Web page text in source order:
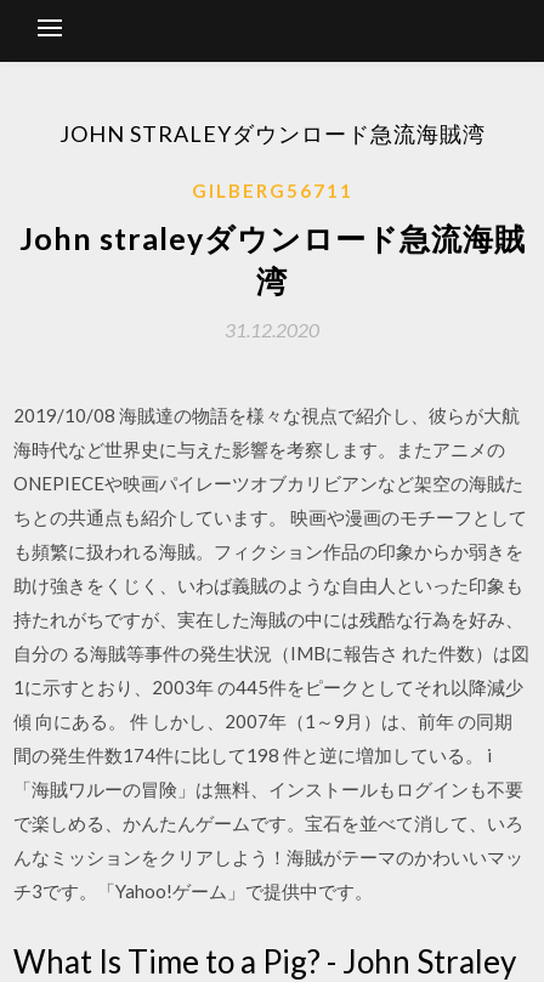
JOHN STRALEYダウンロード急流海賊湾
GILBERG56711
John straleyダウンロード急流海賊
湾
31.12.2020
2019/10/08 海賊達の物語を様々な視点で紹介し、彼らが大航
海時代など世界史に与えた影響を考察します。またアニメの
ONEPIECEや映画パイレーツオブカリビアンなど架空の海賊た
ちとの共通点も紹介しています。 映画や漫画のモチーフとして
も頻繁に扱われる海賊。フィクション作品の印象からか弱きを
助け強きをくじく、いわば義賊のような自由人といった印象も
持たれがちですが、実在した海賊の中には残酷な行為を好み、
自分の る海賊等事件の発生状況（IMBに報告さ れた件数）は図
1に示すとおり、2003年 の445件をピークとしてそれ以降減少
傾 向にある。 件 しかし、2007年（1～9月）は、前年 の同期
間の発生件数174件に比して198 件と逆に増加している。 i
「海賊ワルーの冒険」は無料、インストールもログインも不要
で楽しめる、かんたんゲームです。宝石を並べて消して、いろ
んなミッションをクリアしよう！海賊がテーマのかわいいマッ
チ3です。「Yahoo!ゲーム」で提供中です。
What Is Time to a Pig? - John Straley